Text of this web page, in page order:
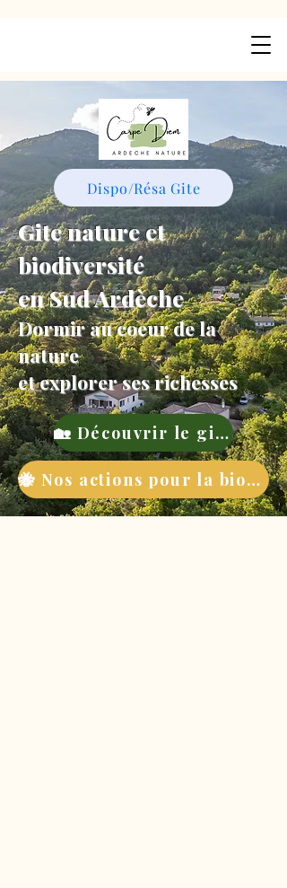
Dispo/Résa Gite
Gite nature et
biodiversité
en Sud Ardèche
Dormir au coeur de la
nature
et explorer ses richesses
🏡 Découvrir le gite
🐝 Nos actions pour la biodiversité